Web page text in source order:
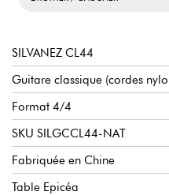
SILVANEZ CL44
Guitare classique (cordes
Format 4/4
SKU SILGCCL44-NAT
Fabriquée en Chine
Table Epicéa